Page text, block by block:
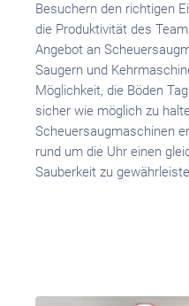
Besuchern den richtigen
die Produktivität des
Angebot an
Saugern und
Möglichkeit, die Böden
sicher wie möglich zu
Scheuersaugmaschinen
rund um die Uhr einen
Sauberkeit zu